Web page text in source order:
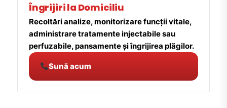
Îngrijiri la Domiciliu
Recoltări analize, monitorizare funcții vitale,
administrare tratamente injectabile sau
perfuzabile, pansamente și îngrijirea plăgilor.
Sună acum